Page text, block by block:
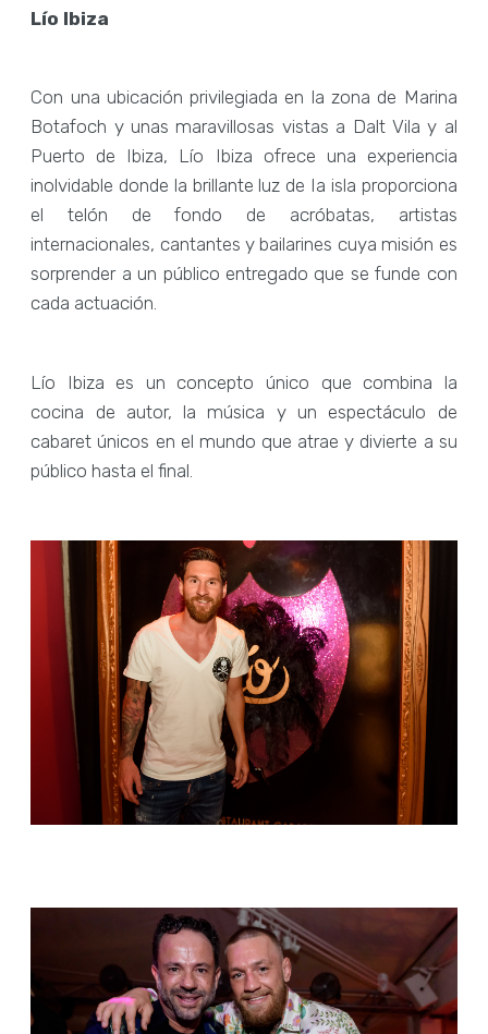
Lío Ibiza
Con una ubicación privilegiada en la zona de Marina
Botafoch y unas maravillosas vistas a Dalt Vila y al
Puerto de Ibiza, Lío Ibiza ofrece una experiencia
inolvidable donde la brillante luz de Ia isla proporciona
el telón de fondo de acróbatas, artistas
internacionales, cantantes y bailarines cuya misión es
sorprender a un público entregado que se funde con
cada actuación.
Lío Ibiza es un concepto único que combina la
cocina de autor, la música y un espectáculo de
cabaret únicos en el mundo que atrae y divierte a su
público hasta el final.